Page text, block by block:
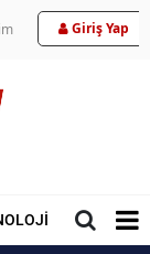
Giriş Yap
MAGAZİN